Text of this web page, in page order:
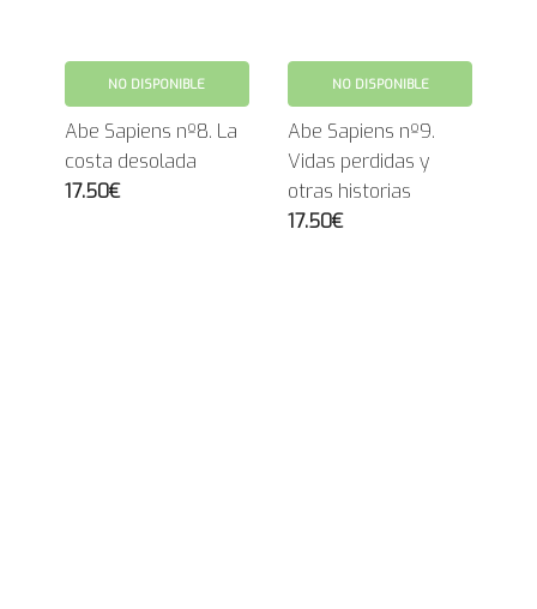
NO DISPONIBLE
Abe Sapiens nº8. La
costa desolada
17.50€
NO DISPONIBLE
Abe Sapiens nº9.
Vidas perdidas y
otras historias
17.50€